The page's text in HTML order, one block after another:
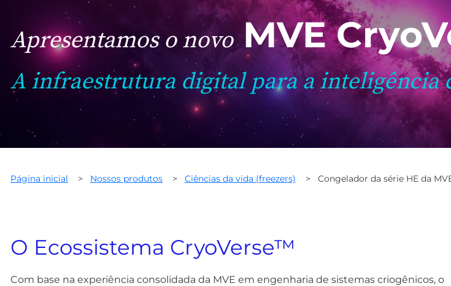
Apresentamos o novoMVE
A infraestrutura digital para a inteligência
Página inicial > Nossos produtos > Ciências da vida (freezers) > Congelador da série HE da
O Ecossistema CryoVerse™
Com base na experiência consolidada da MVE em engenharia de sistemas criogênicos, o